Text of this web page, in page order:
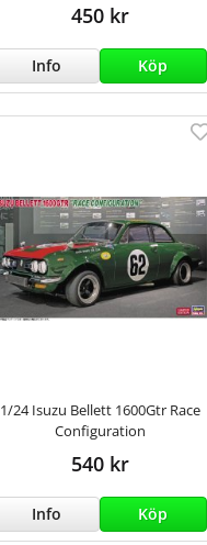
450 kr
Info Köp
1/24 Isuzu Bellett 1600Gtr Race
Configuration
540 kr
Info Köp